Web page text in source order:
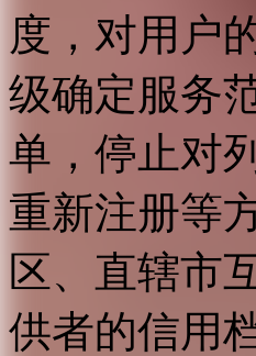
度，对用户
级确定服务
单，停止对
重新注册等
区、直辖市
供者的信用